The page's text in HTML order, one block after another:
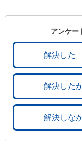
アンケー
解決した
解決した
解決しな